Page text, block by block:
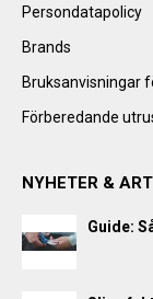
Persondatapolicy
Brands
Bruksanvisningar
Förberedande
NYHETER &
Guide: